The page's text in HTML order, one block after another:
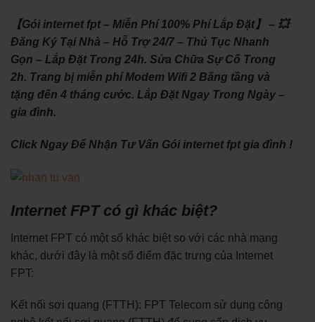
【Gói internet fpt – Miễn Phí 100% Phí Lắp Đặt】 – 💥
Đăng Ký Tại Nhà – Hỗ Trợ 24/7 – Thủ Tục Nhanh
Gọn – Lắp Đặt Trong 24h. Sửa Chữa Sự Cố Trong
2h. Trang bị miễn phí Modem Wifi 2 Băng tầng và
tặng đến 4 tháng cước. Lắp Đặt Ngay Trong Ngày –
gia đình.
Click Ngay Để Nhận Tư Vấn Gói internet fpt gia đình !
Internet FPT có gì khác biệt?
Internet FPT có một số khác biệt so với các nhà mạng
khác, dưới đây là một số điểm đặc trưng của Internet
FPT:
Kết nối sợi quang (FTTH): FPT Telecom sử dụng công